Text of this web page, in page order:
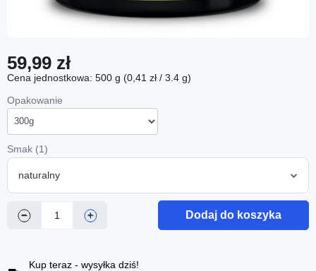
59,99 zł
Cena jednostkowa: 500 g (0,41 zł / 3.4 g)
Opakowanie
Smak (1)
naturalny
− + Dodaj do koszyka
Kup teraz - wysyłka dziś!